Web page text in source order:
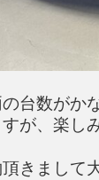
台数がか
が、楽し
きまして